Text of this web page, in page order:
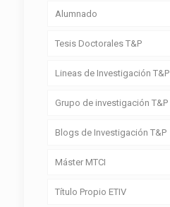
Alumnado
Tesis Doctorales T&P
Lineas de Investigación T&P
Grupo de investigación T&P
Blogs de Investigación T&P
Máster MTCI
Título Propio ETIV